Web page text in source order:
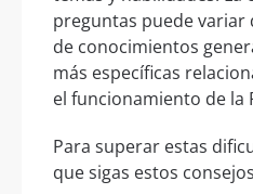
preguntas puede variar
de conocimientos
más específicas
el funcionamiento de la
Para superar estas
que sigas estos